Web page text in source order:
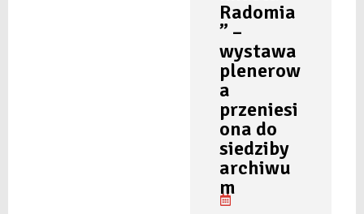
Radomia
” –
wystawa
plenerow
a
przeniesi
ona do
siedziby
archiwu
m